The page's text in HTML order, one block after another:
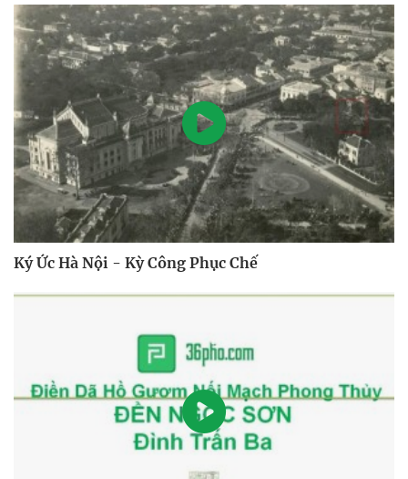
Ký Ức Hà Nội - Kỳ Công Phục Chế